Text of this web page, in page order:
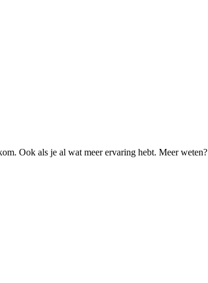
Ook als je al wat meer ervaring hebt. Meer weten?